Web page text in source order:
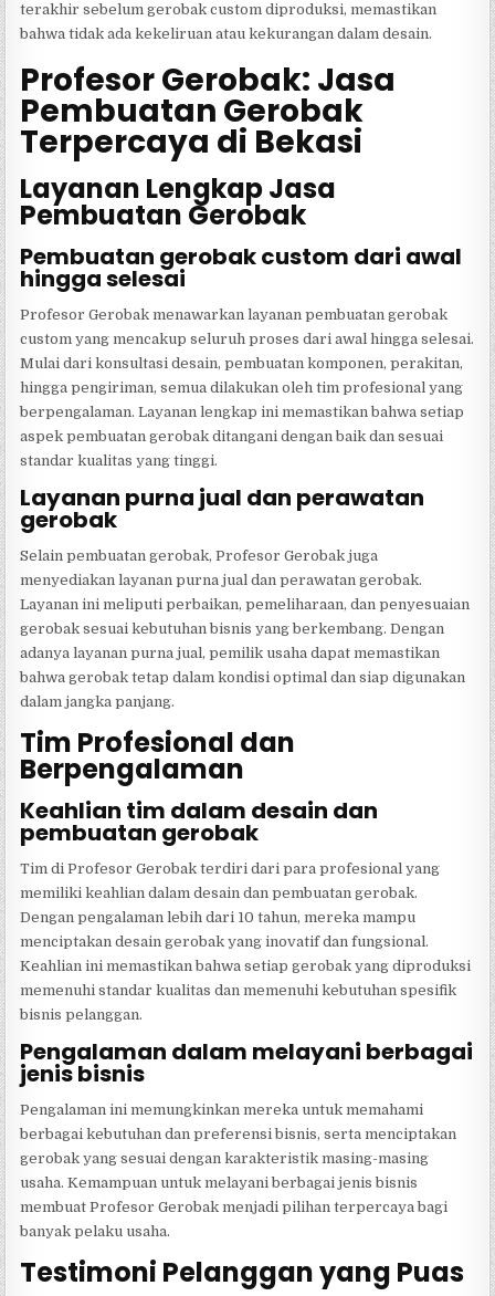
terakhir sebelum gerobak custom diproduksi, memastikan
bahwa tidak ada kekeliruan atau kekurangan dalam desain.
Profesor Gerobak: Jasa
Pembuatan Gerobak
Terpercaya di Bekasi
Layanan Lengkap Jasa
Pembuatan Gerobak
Pembuatan gerobak custom dari awal
hingga selesai
Profesor Gerobak menawarkan layanan pembuatan gerobak
custom yang mencakup seluruh proses dari awal hingga selesai.
Mulai dari konsultasi desain, pembuatan komponen, perakitan,
hingga pengiriman, semua dilakukan oleh tim profesional yang
berpengalaman. Layanan lengkap ini memastikan bahwa setiap
aspek pembuatan gerobak ditangani dengan baik dan sesuai
standar kualitas yang tinggi.
Layanan purna jual dan perawatan
gerobak
Selain pembuatan gerobak, Profesor Gerobak juga
menyediakan layanan purna jual dan perawatan gerobak.
Layanan ini meliputi perbaikan, pemeliharaan, dan penyesuaian
gerobak sesuai kebutuhan bisnis yang berkembang. Dengan
adanya layanan purna jual, pemilik usaha dapat memastikan
bahwa gerobak tetap dalam kondisi optimal dan siap digunakan
dalam jangka panjang.
Tim Profesional dan
Berpengalaman
Keahlian tim dalam desain dan
pembuatan gerobak
Tim di Profesor Gerobak terdiri dari para profesional yang
memiliki keahlian dalam desain dan pembuatan gerobak.
Dengan pengalaman lebih dari 10 tahun, mereka mampu
menciptakan desain gerobak yang inovatif dan fungsional.
Keahlian ini memastikan bahwa setiap gerobak yang diproduksi
memenuhi standar kualitas dan memenuhi kebutuhan spesifik
bisnis pelanggan.
Pengalaman dalam melayani berbagai
jenis bisnis
Pengalaman ini memungkinkan mereka untuk memahami
berbagai kebutuhan dan preferensi bisnis, serta menciptakan
gerobak yang sesuai dengan karakteristik masing-masing
usaha. Kemampuan untuk melayani berbagai jenis bisnis
membuat Profesor Gerobak menjadi pilihan terpercaya bagi
banyak pelaku usaha.
Testimoni Pelanggan yang Puas